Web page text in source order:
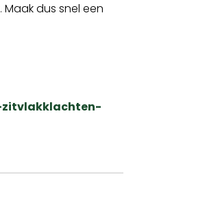
dus snel een